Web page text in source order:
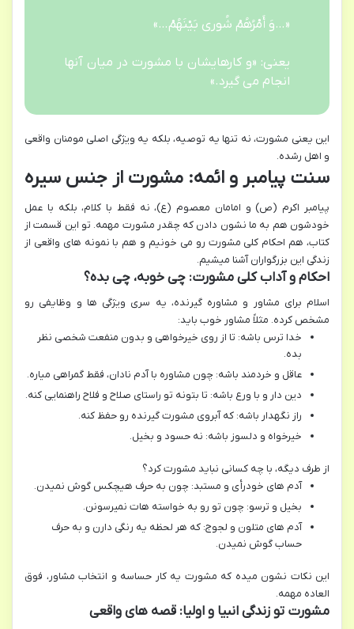
«…وَ أَمْرُهُمْ شُورى‏ بَیْنَهُمْ…»
یعنی: «و کارهایشان با مشورت در میان آنها
انجام می گیرد.»
این یعنی مشورت، نه تنها یه توصیه، بلکه یه ویژگی اصلی مومنان واقعی
و اهل رشده.
سنت پیامبر و ائمه: مشورت از جنس سیره
پیامبر اکرم (ص) و امامان معصوم (ع)، نه فقط با کلام، بلکه با عمل
خودشون هم به ما نشون دادن که چقدر مشورت مهمه. تو این قسمت از
کتاب، هم احکام کلی مشورت رو می خونیم و هم با نمونه های واقعی از
زندگی این بزرگواران آشنا میشیم.
احکام و آداب کلی مشورت: چی خوبه، چی بده؟
اسلام برای مشاور و مشاوره گیرنده، یه سری ویژگی ها و وظایفی رو
مشخص کرده. مثلاً مشاور خوب باید:
خدا ترس باشه: تا از روی خیرخواهی و بدون منفعت شخصی نظر
بده.
عاقل و خردمند باشه: چون مشاوره با آدم نادان، فقط گمراهی میاره.
دین دار و با ورع باشه: تا بتونه تو راستای صلاح و فلاح راهنمایی کنه.
راز نگهدار باشه: که آبروی مشورت گیرنده رو حفظ کنه.
خیرخواه و دلسوز باشه: نه حسود و بخیل.
از طرف دیگه، با چه کسانی نباید مشورت کرد؟
آدم های خودرأی و مستبد: چون به حرف هیچکس گوش نمیدن.
بخیل و ترسو: چون تو رو به خواسته هات نمیرسونن.
آدم های متلون و لجوج: که هر لحظه یه رنگی دارن و به حرف
حساب گوش نمیدن.
این نکات نشون میده که مشورت یه کار حساسه و انتخاب مشاور، فوق
العاده مهمه.
مشورت تو زندگی انبیا و اولیا: قصه های واقعی